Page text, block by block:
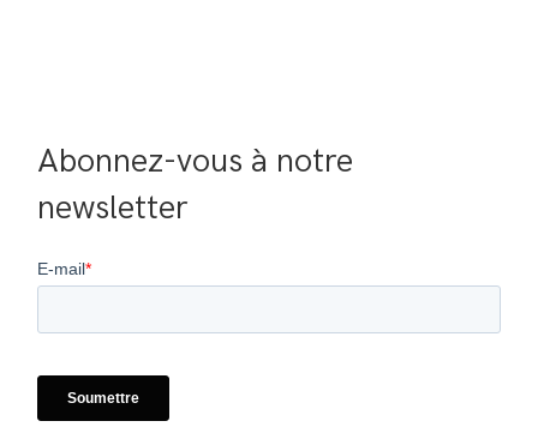
Abonnez-vous à notre
newsletter